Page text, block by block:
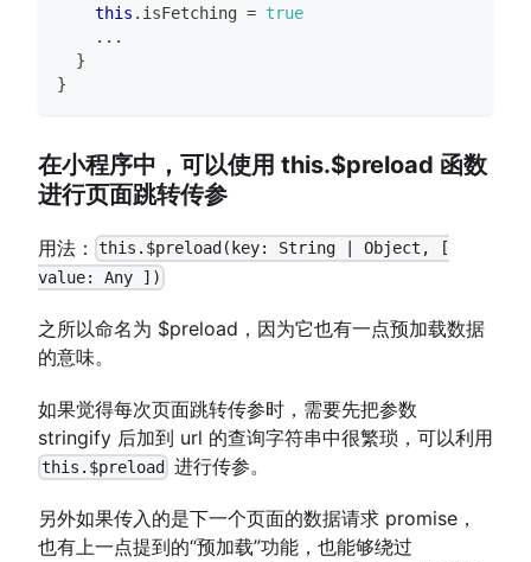
this . isFetching = true
...
}
}
在小程序中，可以使用 this.$preload 函数
进行页面跳转传参
用法：
this.$preload(key: String | Object, [
value: Any ])
之所以命名为 $preload，因为它也有一点预加载数据
的意味。
如果觉得每次页面跳转传参时，需要先把参数
stringify 后加到 url 的查询字符串中很繁琐，可以利用
this.$preload 进行传参。
另外如果传入的是下一个页面的数据请求 promise，
也有上一点提到的“预加载”功能，也能够绕过